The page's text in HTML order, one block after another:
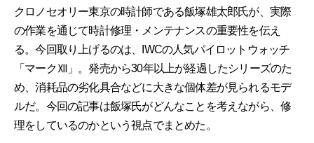
クロノセオリー東京の時計師である飯塚雄太郎氏が、実際
の作業を通じて時計修理・メンテナンスの重要性を伝え
る。今回取り上げるのは、IWCの人気パイロットウォッチ
「マークⅫ」。発売から30年以上が経過したシリーズのた
め、消耗品の劣化具合などに大きな個体差が見られるモデ
ルだ。今回の記事は飯塚氏がどんなことを考えながら、修
理をしているのかという視点でまとめた。